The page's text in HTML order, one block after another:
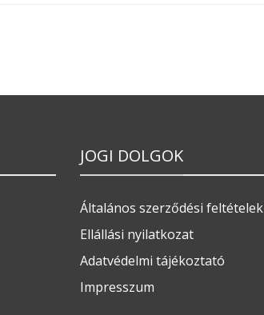
JOGI DOLGOK
Általános szerződési feltételek
Ellállási nyilatkozat
Adatvédelmi tájékoztató
Impresszum